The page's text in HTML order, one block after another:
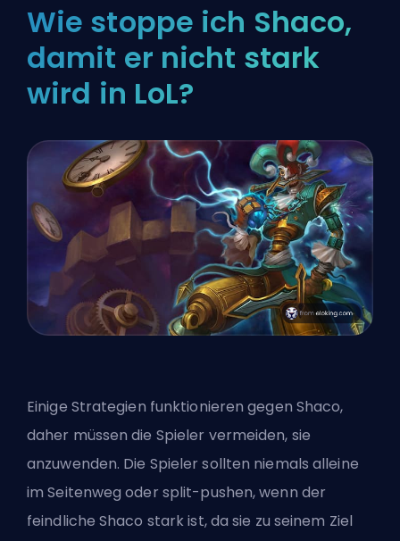
Wie stoppe ich Shaco,
damit er nicht stark
wird in LoL?
Einige Strategien funktionieren gegen Shaco,
daher müssen die Spieler vermeiden, sie
anzuwenden. Die Spieler sollten niemals alleine
im Seitenweg oder split-pushen, wenn der
feindliche Shaco stark ist, da sie zu seinem Ziel